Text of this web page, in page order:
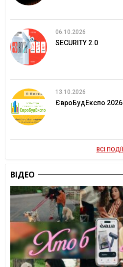
06.10.2026
SECURITY 2.0
13.10.2026
ЄвроБудЕкспо 2026
ВСІ ПОДІЇ
ВІДЕО